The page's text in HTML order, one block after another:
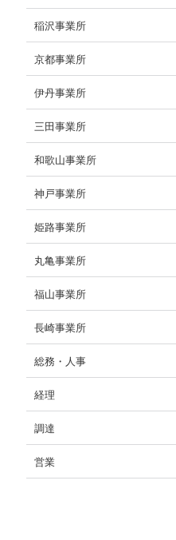
戦していることは？
りがいや喜びを見出していますか？
挑戦したいことは？
稲沢事業所
京都事業所
伊丹事業所
三田事業所
和歌山事業所
神戸事業所
姫路事業所
丸亀事業所
福山事業所
長崎事業所
総務・人事
経理
調達
営業